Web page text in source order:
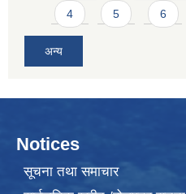
4 5 6
अन्य
Notices
सूचना तथा समाचार